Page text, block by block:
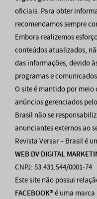
oficiais. Para obter
recomendamos sempre
Embora realizemos
conteúdos atualizados,
das informações, devido
programas e
O site é mantido por
anúncios gerenciados
Brasil não se
anunciantes externos ao
Revista Versar – Brasil é
WEB DV DIGITAL
CNPJ: 53.431.544/0001-74
Este site não possui
FACEBOOK®é uma